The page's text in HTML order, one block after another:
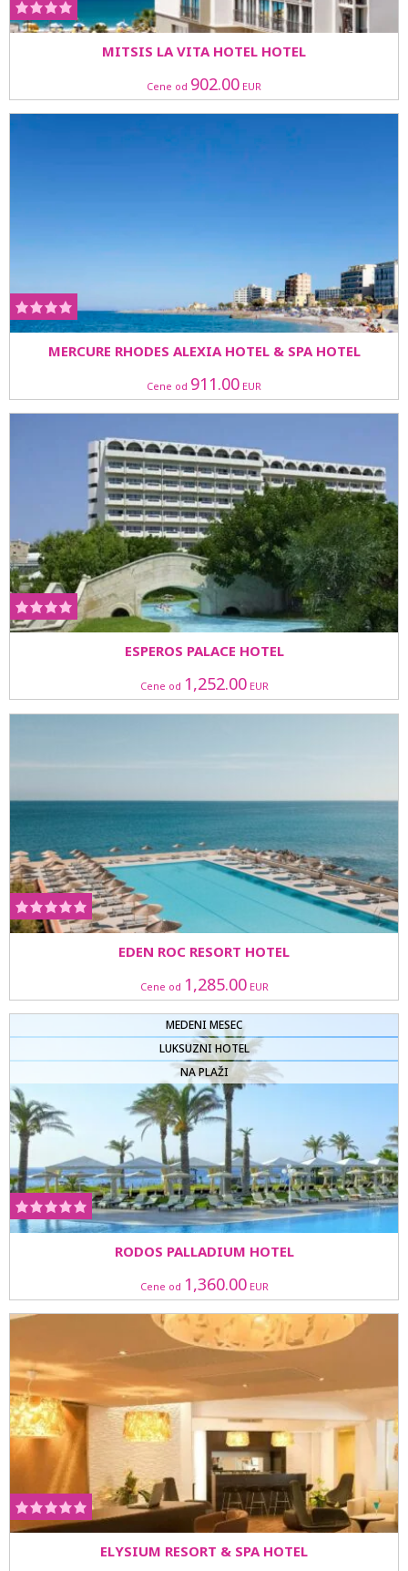
MITSIS LA VITA HOTEL HOTEL
Cene od 902.00 EUR
MERCURE RHODES ALEXIA HOTEL & SPA HOTEL
Cene od 911.00 EUR
ESPEROS PALACE HOTEL
Cene od 1,252.00EUR
EDEN ROC RESORT HOTEL
Cene od 1,285.00EUR
MEDENI MESEC
LUKSUZNI HOTEL
NA PLAŽI
RODOS PALLADIUM HOTEL
Cene od 1,360.00EUR
ELYSIUM RESORT & SPA HOTEL